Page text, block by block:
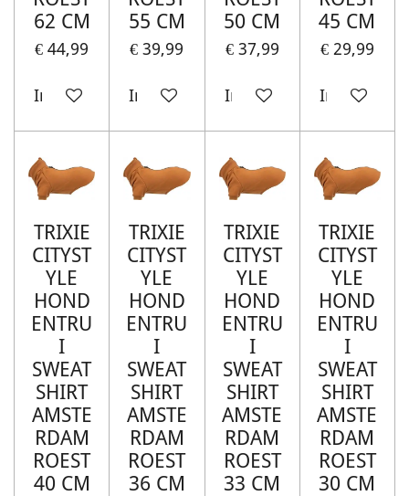
62 CM
€ 44,99
In winkelwagen
55 CM
€ 39,99
In winkelwagen
50 CM
€ 37,99
In winkelwagen
45 CM
€ 29,99
In
TRIXIE
CITYST
YLE
HOND
ENTRU
I
SWEAT
SHIRT
AMSTE
RDAM
ROEST
40 CM
TRIXIE
CITYST
YLE
HOND
ENTRU
I
SWEAT
SHIRT
AMSTE
RDAM
ROEST
36 CM
TRIXIE
CITYST
YLE
HOND
ENTRU
I
SWEAT
SHIRT
AMSTE
RDAM
ROEST
33 CM
TRIXIE
CITYST
YLE
HOND
ENTRU
I
SWEAT
SHIRT
AMSTE
RDAM
ROEST
30 CM